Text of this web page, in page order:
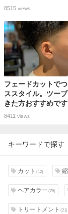
バングいいと思う。
8515 views
フェードカットで
ススタイル。ツー
きた方おすすめです
8411 views
キーワードで探す
カット(12)
ヘアカラー(28)
トリートメント(21)